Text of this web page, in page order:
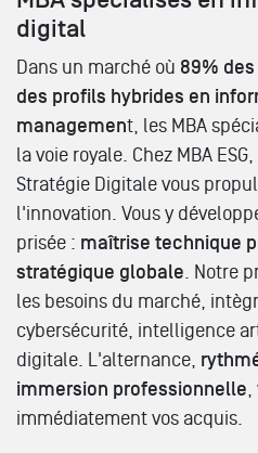
digital
Dans un marché où 89%
des profils hybrides en
management, les MBA
la voie royale. Chez MBA
Stratégie Digitale vous
l'innovation. Vous y
prisée : maîtrise technique
stratégique globale. Notre
les besoins du marché,
cybersécurité, intelligence
digitale. L'alternance,
immersion professionnelle,
immédiatement vos acquis.